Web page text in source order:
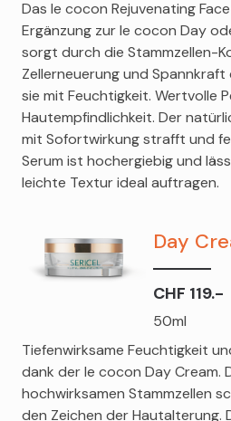
Das le cocon Rejuvenating
Ergänzung zur le cocon Day
sorgt durch die Stammzellen-
Zellerneuerung und
sie mit Feuchtigkeit. Wertvolle
Hautempfindlichkeit. Der
mit Sofortwirkung strafft und
Serum ist hochergiebig und
leichte Textur ideal auftragen.
Day
CHF 119.-
50ml
Tiefenwirksame Feuchtigkeit
dank der le cocon Day Cream.
hochwirksamen Stammzellen
den Zeichen der Hautalterung.